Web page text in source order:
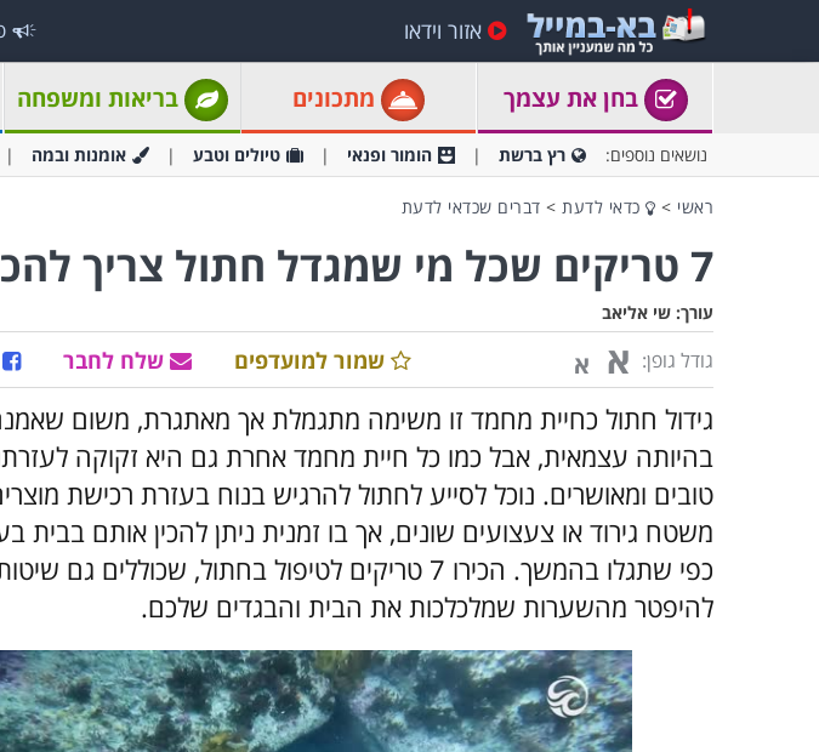
אזור וידאו
בחן את עצמך מתכונים בריאות ומשפחה
נושאים נוספים: רץ ברשת הומור ופנאי טיולים וטבע אומנות ובמה
ראשי > כדאי לדעת > דברים שכדאי לדעת
7 טריקים שכל מי שמגדל חתול צריך להכיר
עורך: שי אליאב
גודל גופן: א א שלח לחבר שמור למועדפים
גידול חתול כחיית מחמד זו משימה מתגמלת אך מאתגרת, משום
בהיותה עצמאית, אבל כמו כל חיית מחמד אחרת גם היא זקוקה
טובים ומאושרים. נוכל לסייע לחתול להרגיש בנוח בעזרת רכישת
משטח גירוד או צעצועים שונים, אך בו זמנית ניתן להכין אותם בבית
כפי שתגלו בהמשך. הכירו 7 טריקים לטיפול בחתול, שכוללים
להיפטר מהשערות שמלכלכות את הבית והבגדים שלכם.